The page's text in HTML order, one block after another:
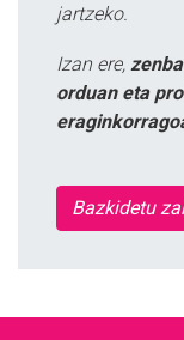
jartzeko.
Izan ere,
orduan eta
Bazkidetu